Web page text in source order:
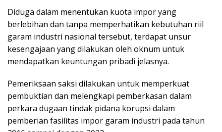
Diduga dalam menentukan kuota impor yang
berlebihan dan tanpa memperhatikan kebutuhan riil
garam industri nasional tersebut, terdapat unsur
kesengajaan yang dilakukan oleh oknum untuk
mendapatkan keuntungan pribadi jelasnya.
Pemeriksaan saksi dilakukan untuk memperkuat
pembuktian dan melengkapi pemberkasan dalam
perkara dugaan tindak pidana korupsi dalam
pemberian fasilitas impor garam industri pada tahun